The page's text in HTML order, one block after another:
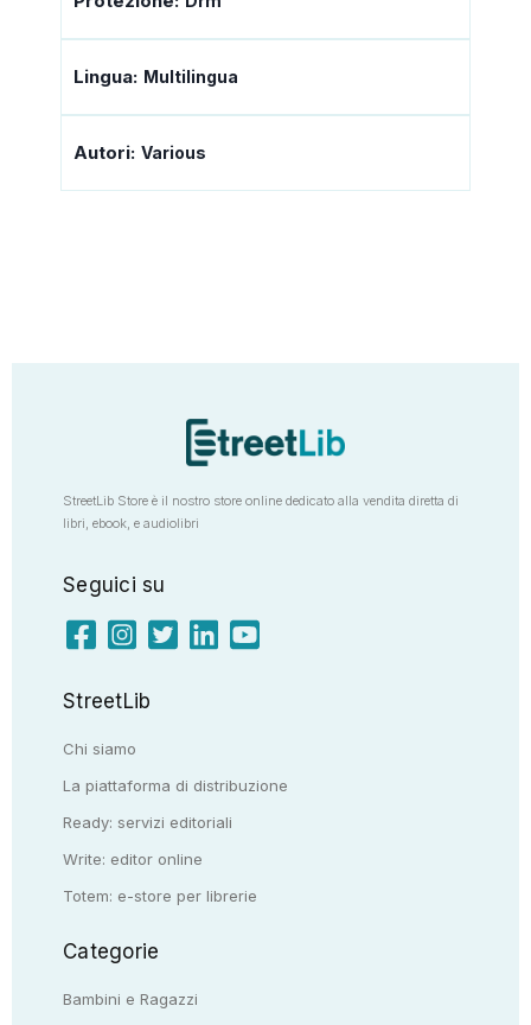
Lingua: Multilingua
Autori: Various
StreetLib Store è il nostro store online dedicato alla vendita diretta di
libri, ebook, e audiolibri
Seguici su
StreetLib
Chi siamo
La piattaforma di distribuzione
Ready: servizi editoriali
Write: editor online
Totem: e-store per librerie
Categorie
Bambini e Ragazzi